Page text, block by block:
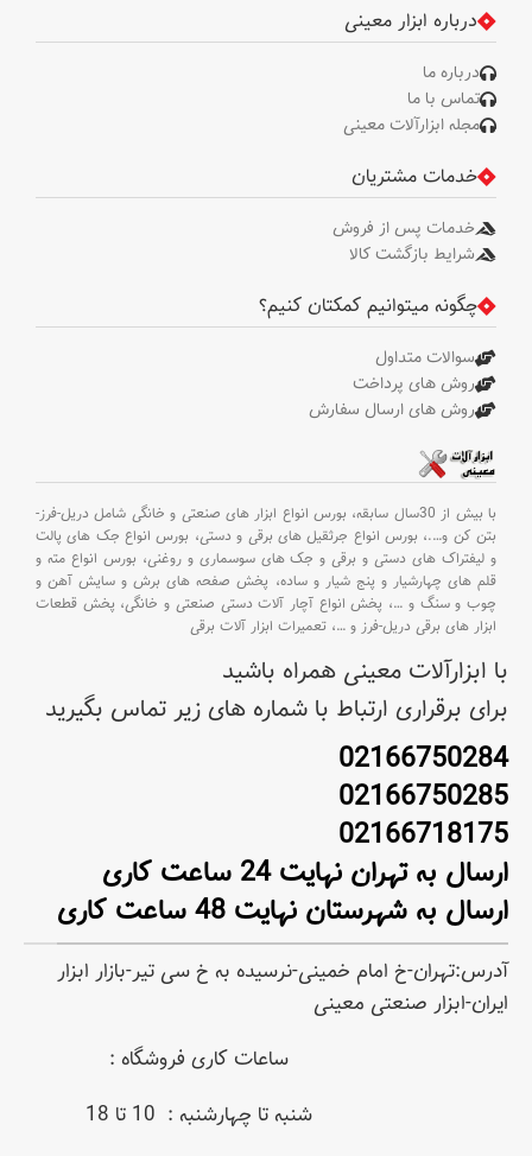
درباره ابزار معینی
درباره ما
تماس با ما
مجله ابزارآلات معینی
خدمات مشتریان
خدمات پس از فروش
شرایط بازگشت کالا
چگونه میتوانیم کمکتان کنیم؟
سوالات متداول
روش های پرداخت
روش های ارسال سفارش
با بیش از 30سال سابقه،
بورس انواع ابزار های صنعتی و خانگی شامل دریل-فرز-
بتن کن و….، بورس انواع جرثقیل های برقی و دستی، بورس انواع جک های پالت
و لیفتراک های دستی و برقی و جک های سوسماری و روغنی، بورس انواع مته و
قلم های چهارشیار و پنج شیار و ساده، پخش صفحه های برش و سایش آهن و
چوب و سنگ و …، پخش انواع آچار آلات دستی صنعتی و خانگی، پخش قطعات
ابزار های برقی دریل-فرز و …، تعمیرات ابزار آلات برقی
با ابزارآلات معینی همراه باشید
برای برقراری ارتباط با شماره های زیر تماس بگیرید
02166750284
02166750285
02166718175
ارسال به تهران نهایت 24 ساعت کاری
ارسال به شهرستان نهایت 48 ساعت کاری
آدرس:تهران-خ امام خمینی-نرسیده به خ سی تیر-بازار ابزار
ایران-ابزار صنعتی معینی
ساعات کاری فروشگاه :
شنبه تا چهارشنبه : 10 تا 18